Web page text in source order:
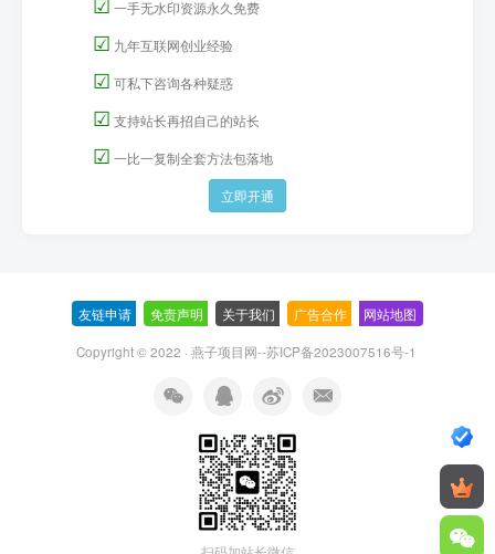
一手无水印资源永久免费
☑ 九年互联网创业经验
☑ 可私下咨询各种疑惑
☑ 支持站长再招自己的站长
☑ 一比一复制全套方法包落地
立即开通
友链申请 免责声明 关于我们 广告合作 网站地图
Copyright © 2022 · 燕子项目网--苏ICP备2023007516号-1